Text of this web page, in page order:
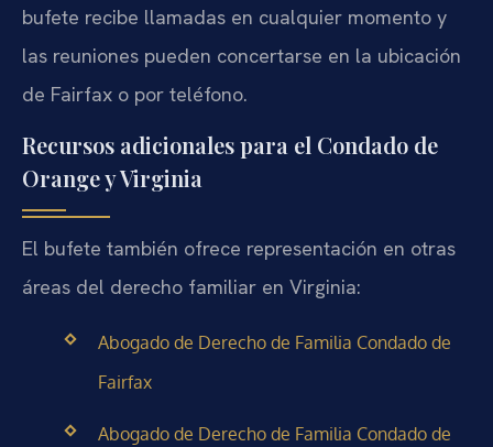
bufete recibe llamadas en cualquier momento y
las reuniones pueden concertarse en la ubicación
de Fairfax o por teléfono.
Recursos adicionales para el Condado de
Orange y Virginia
El bufete también ofrece representación en otras
áreas del derecho familiar en Virginia:
Abogado de Derecho de Familia Condado de
Fairfax
Abogado de Derecho de Familia Condado de